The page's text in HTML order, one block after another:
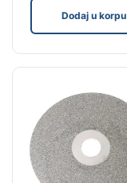
Dodaj u korpu